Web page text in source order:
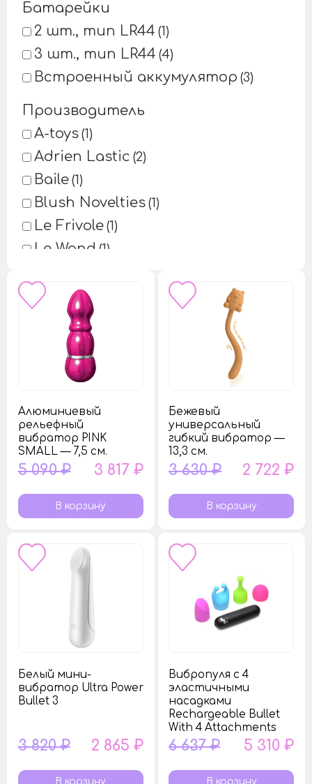
(TPR)
термопластичный
эластомер (TPE)
Батарейки
2 шт., тип LR44 1
3 шт., тип LR44 4
Встроенный аккумулятор 3
Производитель
A-toys 1
Adrien Lastic 2
Baile 1
Blush Novelties 1
Le Frivole 1
Le Wand 1
Pipedream
Gender X
Алюминиевый
рельефный
вибратор PINK
SMALL — 7,5 см.
5 090 ₽ 3 817 ₽
Бежевый
универсальный
гибкий вибратор —
13,3 см.
3 630 ₽ 2 722 ₽
Белый мини-
вибратор Ultra Power
Bullet 3
3 820 ₽ 2 865 ₽
Вибропуля с 4
эластичными
насадками
Rechargeable Bullet
With 4 Attachments
6 637 ₽ 5 310 ₽